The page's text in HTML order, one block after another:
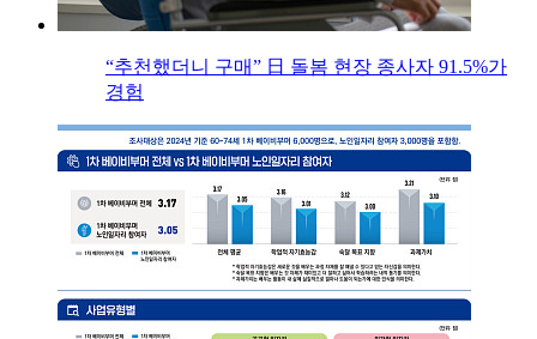
“추천했더니 구매” 日 돌봄 현장 종사자 91.5%가
경험